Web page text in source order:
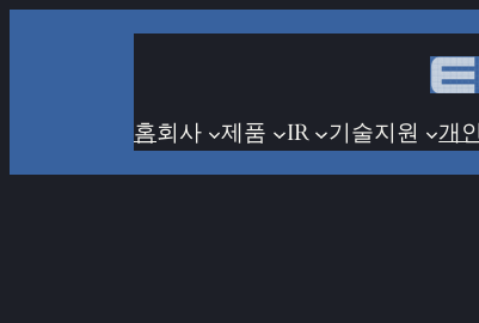
홈회사 제품 IR 기술지원 개